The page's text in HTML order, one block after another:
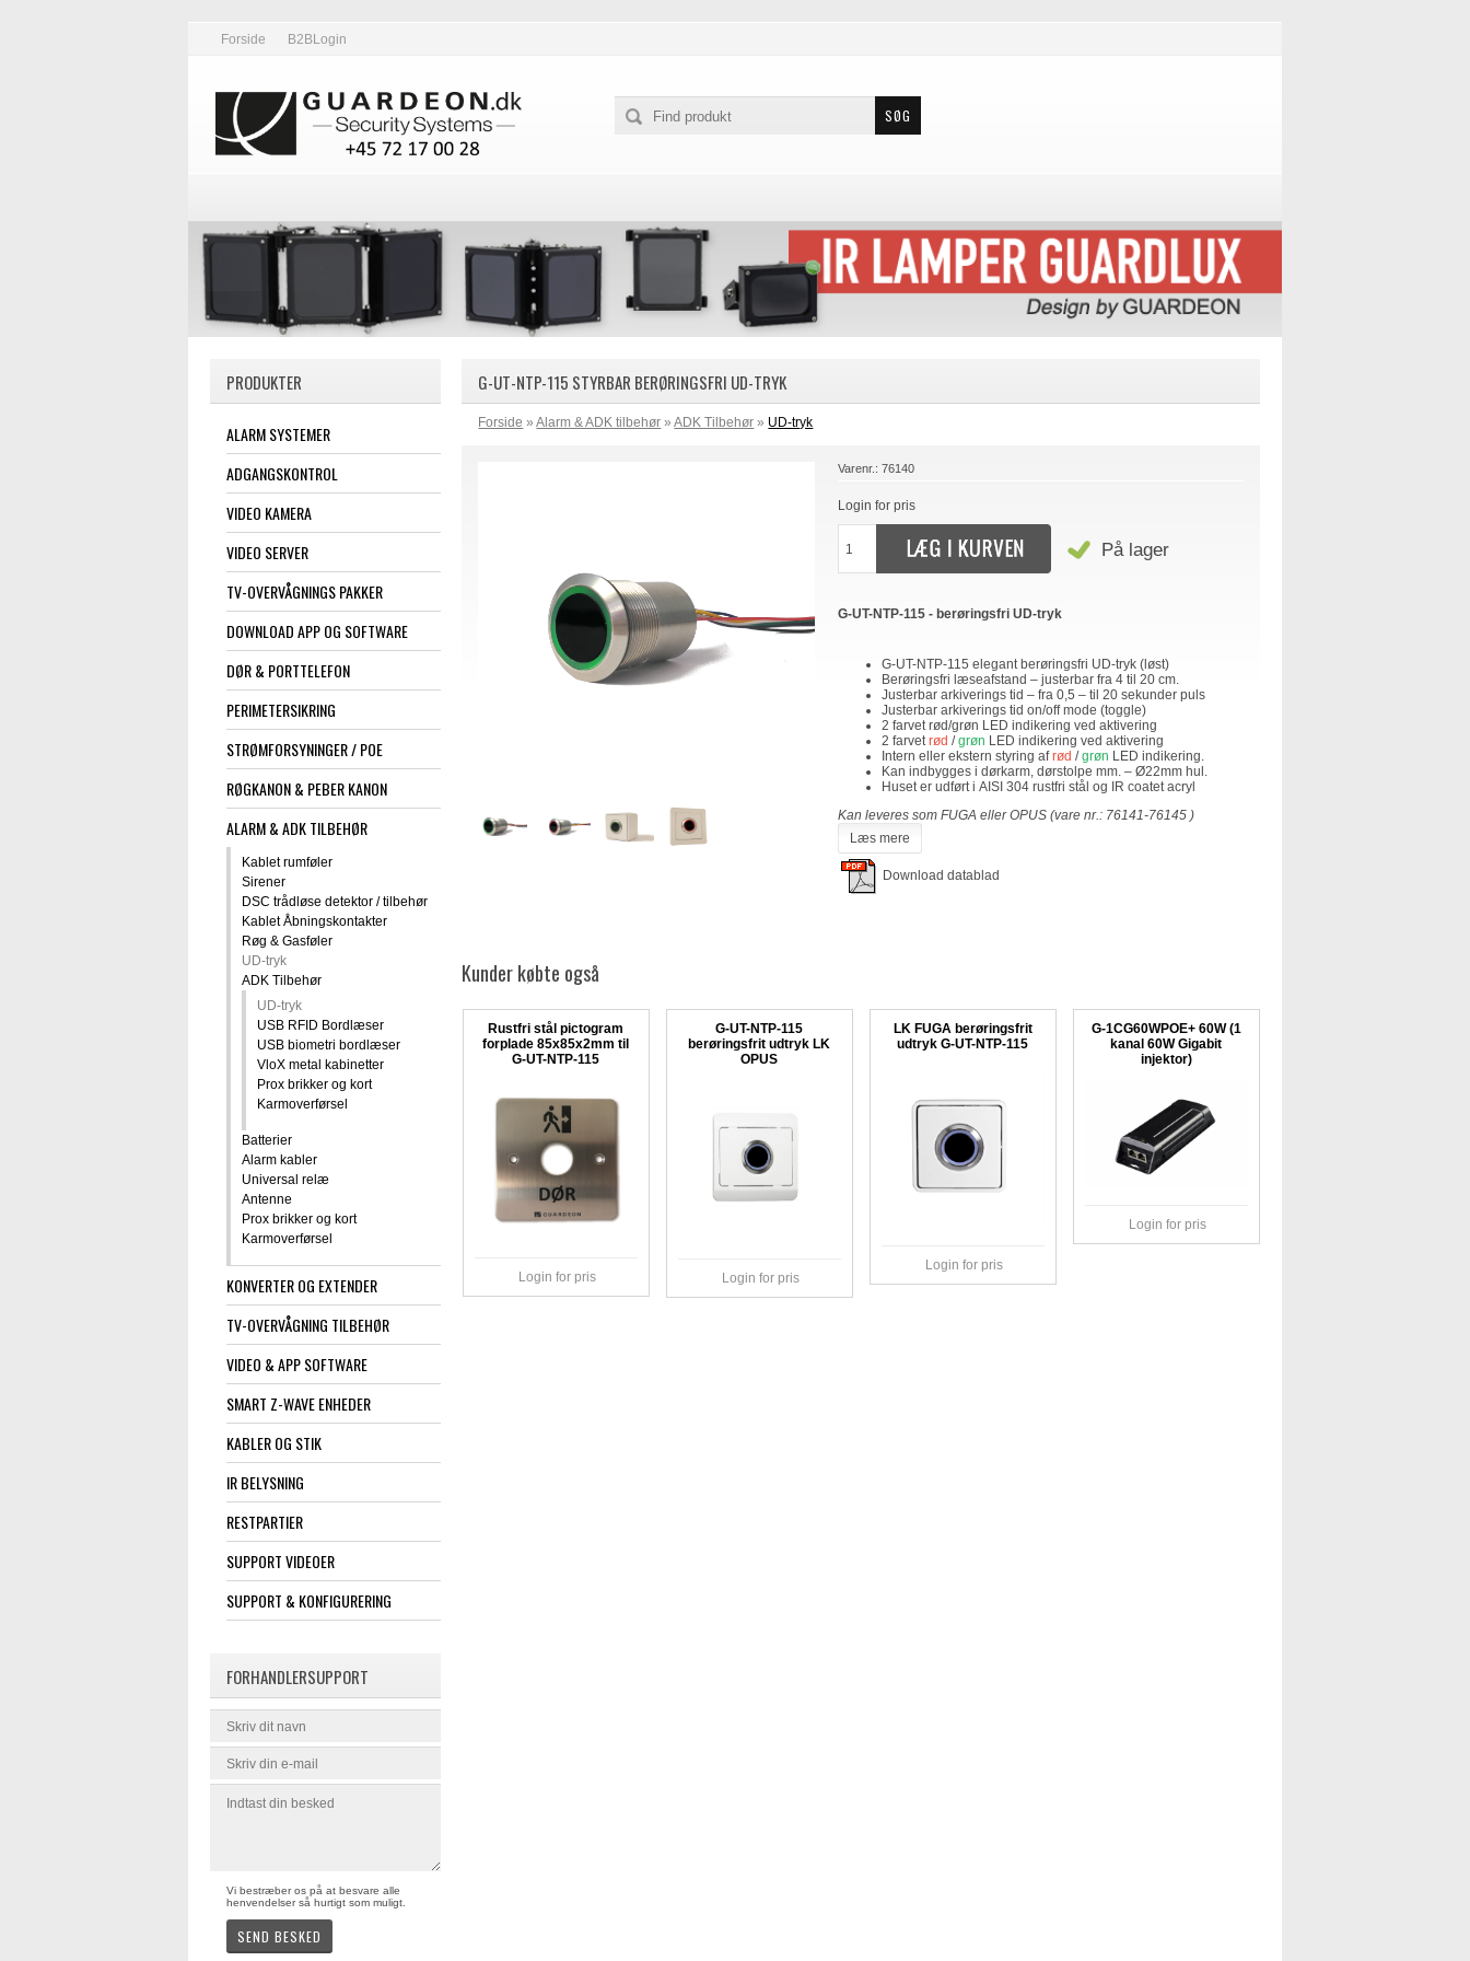
Forside B2BLogin
PRODUKTER
ALARM SYSTEMER
ADGANGSKONTROL
VIDEO KAMERA
VIDEO SERVER
TV-OVERVÅGNINGS PAKKER
DOWNLOAD APP OG SOFTWARE
DØR & PORTTELEFON
PERIMETERSIKRING
STRØMFORSYNINGER / POE
RØGKANON & PEBER KANON
ALARM & ADK TILBEHØR
Kablet rumføler
Sirener
DSC trådløse detektor / tilbehør
Kablet Åbningskontakter
Røg & Gasføler
UD-tryk
ADK Tilbehør
UD-tryk
USB RFID Bordlæser
USB biometri bordlæser
VloX metal kabinetter
Prox brikker og kort
Karmoverførsel
Batterier
Alarm kabler
Universal relæ
Antenne
Prox brikker og kort
Karmoverførsel
KONVERTER OG EXTENDER
TV-OVERVÅGNING TILBEHØR
VIDEO & APP SOFTWARE
SMART Z-WAVE ENHEDER
KABLER OG STIK
IR BELYSNING
RESTPARTIER
SUPPORT VIDEOER
SUPPORT & KONFIGURERING
FORHANDLERSUPPORT
Vi bestræber os på at besvare alle
henvendelser så hurtigt som muligt.
G-UT-NTP-115 STYRBAR BERØRINGSFRI UD-TRYK
Forside»Alarm & ADK tilbehør»ADK Tilbehør»UD-tryk
Varenr.: 76140
Login for pris
På lager
G-UT-NTP-115 - berøringsfri UD-tryk
G-UT-NTP-115 elegant berøringsfri UD-tryk (løst)
Berøringsfri læseafstand – justerbar fra 4 til 20 cm.
Justerbar arkiverings tid – fra 0,5 – til 20 sekunder puls
Justerbar arkiverings tid on/off mode (toggle)
2 farvet rød/grøn LED indikering ved aktivering
2 farvetrød /grøn LED indikering ved aktivering
Intern eller ekstern styring afrød /grøn LED indikering.
Kan indbygges i dørkarm, dørstolpe mm. – Ø22mm hul.
Huset er udført i AISI 304 rustfri stål og IR coatet acryl
Kan leveres som FUGA eller OPUS (vare nr.: 76141-76145 )
Læs mere
Download datablad
Kunder købte også
Rustfri stål pictogram
forplade 85x85x2mm til
G-UT-NTP-115
Login for pris
G-UT-NTP-115
berøringsfrit udtryk LK
OPUS
Login for pris
LK FUGA berøringsfrit
udtryk G-UT-NTP-115
Login for pris
G-1CG60WPOE+ 60W (1
kanal 60W Gigabit
injektor)
Login for pris